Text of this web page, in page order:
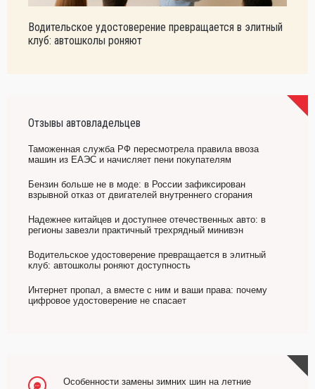
Водительское удостоверение превращается в элитный
клуб: автошколы роняют
Отзывы автовладельцев
Таможенная служба РФ пересмотрела правила ввоза
машин из ЕАЭС и начисляет пени покупателям
Бензин больше не в моде: в России зафиксирован
взрывной отказ от двигателей внутреннего сгорания
Надежнее китайцев и доступнее отечественных авто: в
регионы завезли практичный трехрядный минивэн
Водительское удостоверение превращается в элитный
клуб: автошколы роняют доступность
Интернет пропал, а вместе с ним и ваши права: почему
цифровое удостоверение не спасает
Особенности замены зимних шин на летние